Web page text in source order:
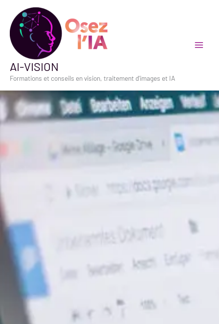
contenu
AI-VISION
Formations et conseils en vision, traitement d'images et IA